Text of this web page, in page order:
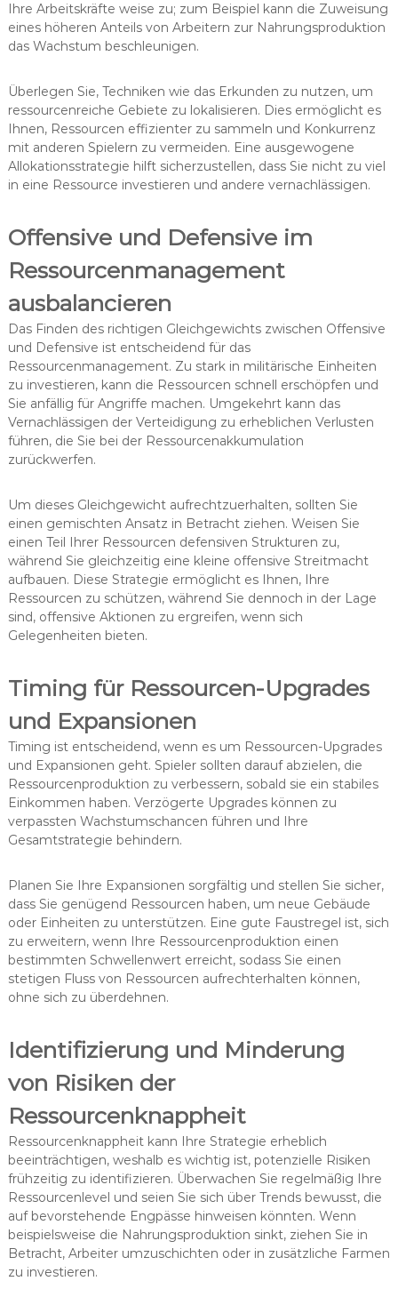
Ihre Arbeitskräfte weise zu; zum Beispiel kann die Zuweisung
eines höheren Anteils von Arbeitern zur Nahrungsproduktion
das Wachstum beschleunigen.
Überlegen Sie, Techniken wie das Erkunden zu nutzen, um
ressourcenreiche Gebiete zu lokalisieren. Dies ermöglicht es
Ihnen, Ressourcen effizienter zu sammeln und Konkurrenz
mit anderen Spielern zu vermeiden. Eine ausgewogene
Allokationsstrategie hilft sicherzustellen, dass Sie nicht zu viel
in eine Ressource investieren und andere vernachlässigen.
Offensive und Defensive im
Ressourcenmanagement
ausbalancieren
Das Finden des richtigen Gleichgewichts zwischen Offensive
und Defensive ist entscheidend für das
Ressourcenmanagement. Zu stark in militärische Einheiten
zu investieren, kann die Ressourcen schnell erschöpfen und
Sie anfällig für Angriffe machen. Umgekehrt kann das
Vernachlässigen der Verteidigung zu erheblichen Verlusten
führen, die Sie bei der Ressourcenakkumulation
zurückwerfen.
Um dieses Gleichgewicht aufrechtzuerhalten, sollten Sie
einen gemischten Ansatz in Betracht ziehen. Weisen Sie
einen Teil Ihrer Ressourcen defensiven Strukturen zu,
während Sie gleichzeitig eine kleine offensive Streitmacht
aufbauen. Diese Strategie ermöglicht es Ihnen, Ihre
Ressourcen zu schützen, während Sie dennoch in der Lage
sind, offensive Aktionen zu ergreifen, wenn sich
Gelegenheiten bieten.
Timing für Ressourcen-Upgrades
und Expansionen
Timing ist entscheidend, wenn es um Ressourcen-Upgrades
und Expansionen geht. Spieler sollten darauf abzielen, die
Ressourcenproduktion zu verbessern, sobald sie ein stabiles
Einkommen haben. Verzögerte Upgrades können zu
verpassten Wachstumschancen führen und Ihre
Gesamtstrategie behindern.
Planen Sie Ihre Expansionen sorgfältig und stellen Sie sicher,
dass Sie genügend Ressourcen haben, um neue Gebäude
oder Einheiten zu unterstützen. Eine gute Faustregel ist, sich
zu erweitern, wenn Ihre Ressourcenproduktion einen
bestimmten Schwellenwert erreicht, sodass Sie einen
stetigen Fluss von Ressourcen aufrechterhalten können,
ohne sich zu überdehnen.
Identifizierung und Minderung
von Risiken der
Ressourcenknappheit
Ressourcenknappheit kann Ihre Strategie erheblich
beeinträchtigen, weshalb es wichtig ist, potenzielle Risiken
frühzeitig zu identifizieren. Überwachen Sie regelmäßig Ihre
Ressourcenlevel und seien Sie sich über Trends bewusst, die
auf bevorstehende Engpässe hinweisen könnten. Wenn
beispielsweise die Nahrungsproduktion sinkt, ziehen Sie in
Betracht, Arbeiter umzuschichten oder in zusätzliche Farmen
zu investieren.